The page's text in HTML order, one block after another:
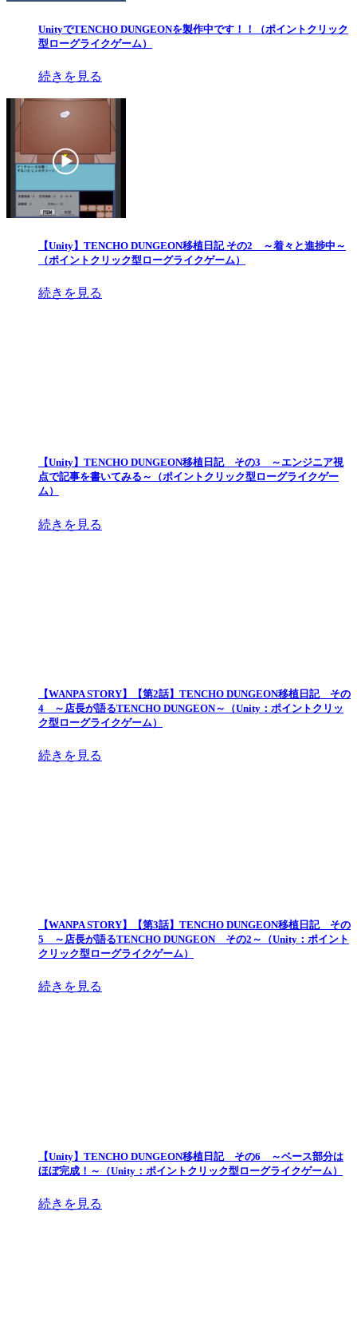
UnityでTENCHO DUNGEONを製作中です！！（ポイントクリック
型ローグライクゲーム）
続きを見る
【Unity】TENCHO DUNGEON移植日記 その2 ～着々と進捗中～
（ポイントクリック型ローグライクゲーム）
続きを見る
【Unity】TENCHO DUNGEON移植日記 その3 ～エンジニア視
点で記事を書いてみる～（ポイントクリック型ローグライクゲー
ム）
続きを見る
【WANPA STORY】【第2話】TENCHO DUNGEON移植日記 その
4 ～店長が語るTENCHO DUNGEON～（Unity：ポイントクリッ
ク型ローグライクゲーム）
続きを見る
【WANPA STORY】【第3話】TENCHO DUNGEON移植日記 その
5 ～店長が語るTENCHO DUNGEON その2～（Unity：ポイント
クリック型ローグライクゲーム）
続きを見る
【Unity】TENCHO DUNGEON移植日記 その6 ～ベース部分は
ほぼ完成！～（Unity：ポイントクリック型ローグライクゲーム）
続きを見る